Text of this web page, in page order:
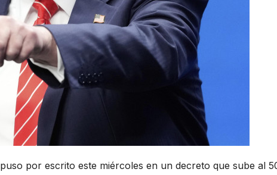
puso por escrito este miércoles en un decreto que sube al